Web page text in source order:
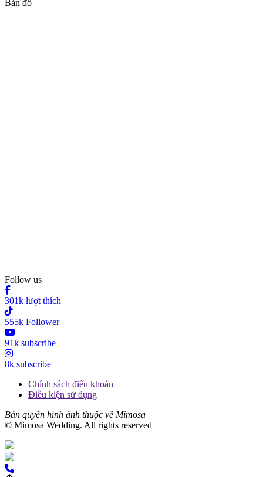
Bản đồ
Follow us
301k lượt thích
555k Follower
91k subscribe
8k subscribe
Chính sách điều khoản
Điều kiện sử dụng
Bản quyền hình ảnh thuộc về Mimosa
© Mimosa Wedding. All rights reserved